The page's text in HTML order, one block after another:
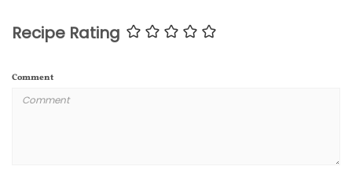
Recipe Rating
Comment